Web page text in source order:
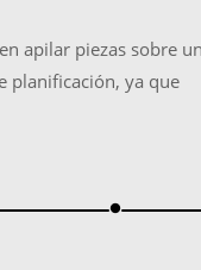
apilar piezas sobre un
planificación, ya que
brightness_1